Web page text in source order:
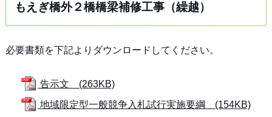
もえぎ橋外２橋橋梁補修工事（繰越）
必要書類を下記よりダウンロードしてください。
告示文 (263KB)
地域限定型一般競争入札試行実施要綱 (154KB)